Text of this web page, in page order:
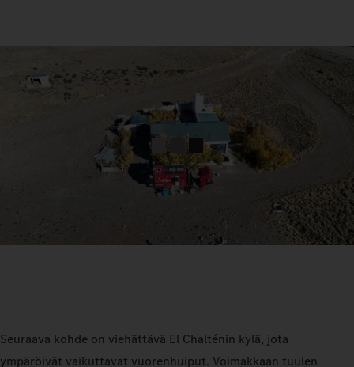
Seuraava kohde on viehättävä El Chalténin kylä, jota
ympäröivät vaikuttavat vuorenhuiput. Voimakkaan tuulen